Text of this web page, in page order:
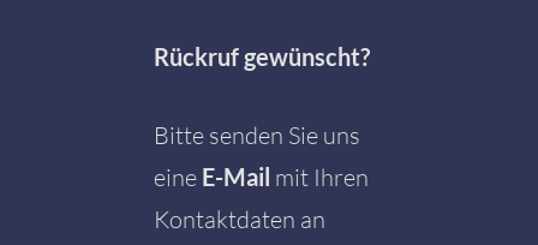
Rückruf gewünscht?
Bitte senden Sie uns
eine E-Mail mit Ihren
Kontaktdaten an